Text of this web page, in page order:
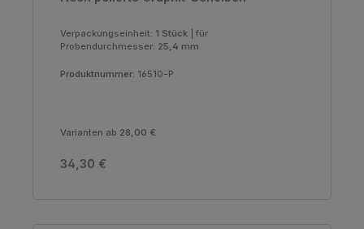
Verpackungseinheit: 1 Stück
Probendurchmesser: 25,4 mm
Produktnummer: 16510-P
Varianten ab 28,00 €
Regulärer Preis:
34,30 €